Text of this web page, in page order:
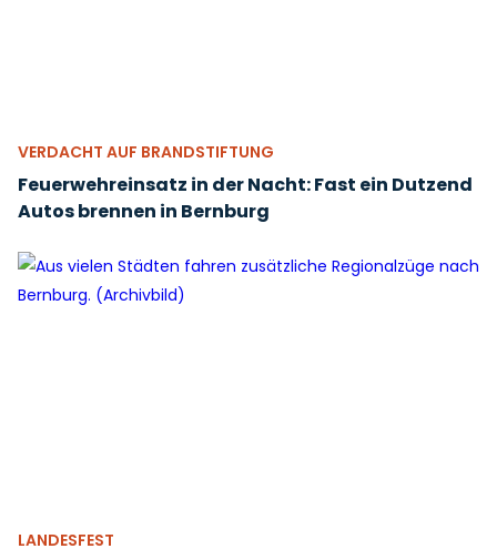
VERDACHT AUF BRANDSTIFTUNG
Feuerwehreinsatz in der Nacht: Fast ein Dutzend
Autos brennen in Bernburg
LANDESFEST